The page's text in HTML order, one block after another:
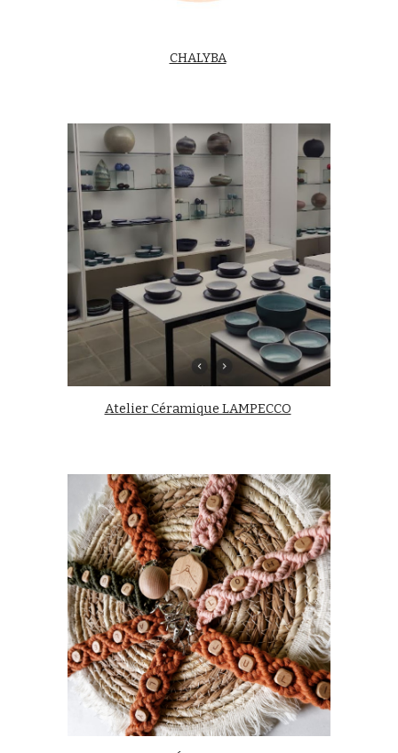
CHALYBA
Atelier Céramique LAMPECCO